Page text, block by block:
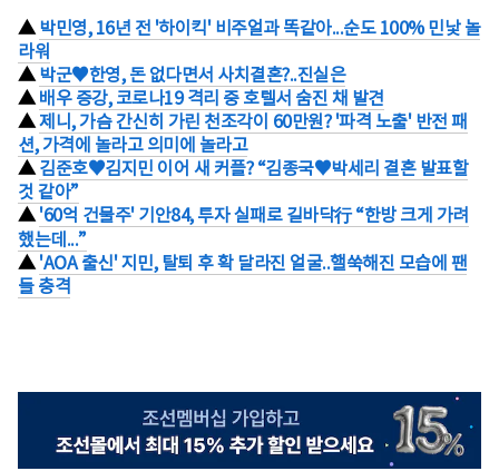
▲ 박민영, 16년 전 '하이킥' 비주얼과 똑같아...순도 100% 민낯 놀
라워
▲ 박군♥한영, 돈 없다면서 사치결혼?..진실은
▲ 배우 증강, 코로나19 격리 중 호텔서 숨진 채 발견
▲제니, 가슴 간신히 가린 천조각이 60만원? '파격 노출' 반전 패
션, 가격에 놀라고 의미에 놀라고
▲ 김준호♥김지민 이어 새 커플? “김종국♥박세리 결혼 발표할
것 같아”
▲ '60억 건물주' 기안84, 투자 실패로 길바닥行 “한방 크게 가려
했는데...”
▲ 'AOA 출신' 지민, 탈퇴 후 확 달라진 얼굴..핼쑥해진 모습에 팬
들 충격